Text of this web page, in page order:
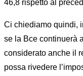
46,8 rispetto al
Ci chiediamo quindi,
se la Bce continuerà
considerato anche il
possa rivedere